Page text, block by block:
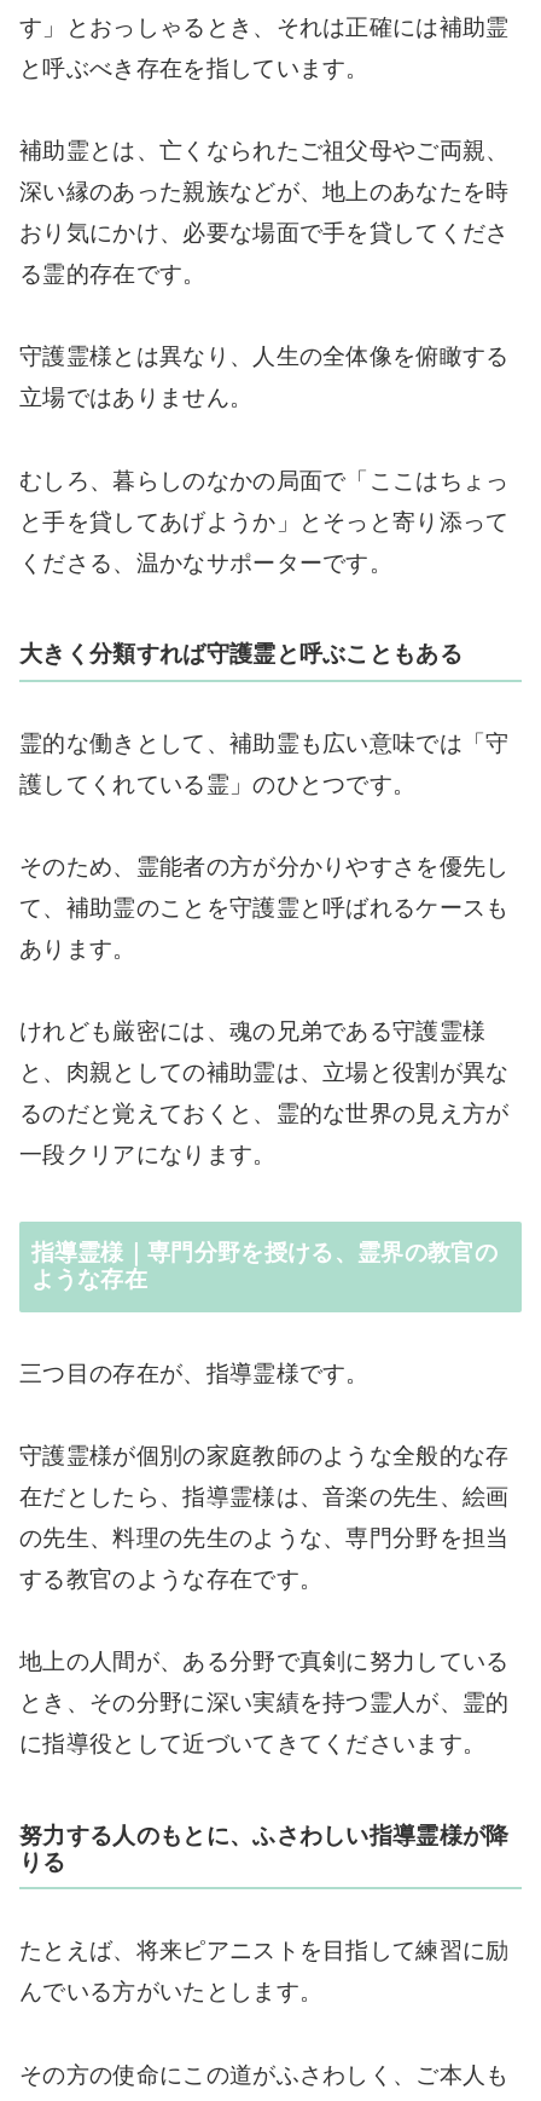
す」とおっしゃるとき、それは正確には補助霊
と呼ぶべき存在を指しています。
補助霊とは、亡くなられたご祖父母やご両親、
深い縁のあった親族などが、地上のあなたを時
おり気にかけ、必要な場面で手を貸してくださ
る霊的存在です。
守護霊様とは異なり、人生の全体像を俯瞰する
立場ではありません。
むしろ、暮らしのなかの局面で「ここはちょっ
と手を貸してあげようか」とそっと寄り添って
くださる、温かなサポーターです。
大きく分類すれば守護霊と呼ぶこともある
霊的な働きとして、補助霊も広い意味では「守
護してくれている霊」のひとつです。
そのため、霊能者の方が分かりやすさを優先し
て、補助霊のことを守護霊と呼ばれるケースも
あります。
けれども厳密には、魂の兄弟である守護霊様
と、肉親としての補助霊は、立場と役割が異な
るのだと覚えておくと、霊的な世界の見え方が
一段クリアになります。
指導霊様｜専門分野を授ける、霊界の教官の
ような存在
三つ目の存在が、指導霊様です。
守護霊様が個別の家庭教師のような全般的な存
在だとしたら、指導霊様は、音楽の先生、絵画
の先生、料理の先生のような、専門分野を担当
する教官のような存在です。
地上の人間が、ある分野で真剣に努力している
とき、その分野に深い実績を持つ霊人が、霊的
に指導役として近づいてきてくださいます。
努力する人のもとに、ふさわしい指導霊様が降
りる
たとえば、将来ピアニストを目指して練習に励
んでいる方がいたとします。
その方の使命にこの道がふさわしく、ご本人も